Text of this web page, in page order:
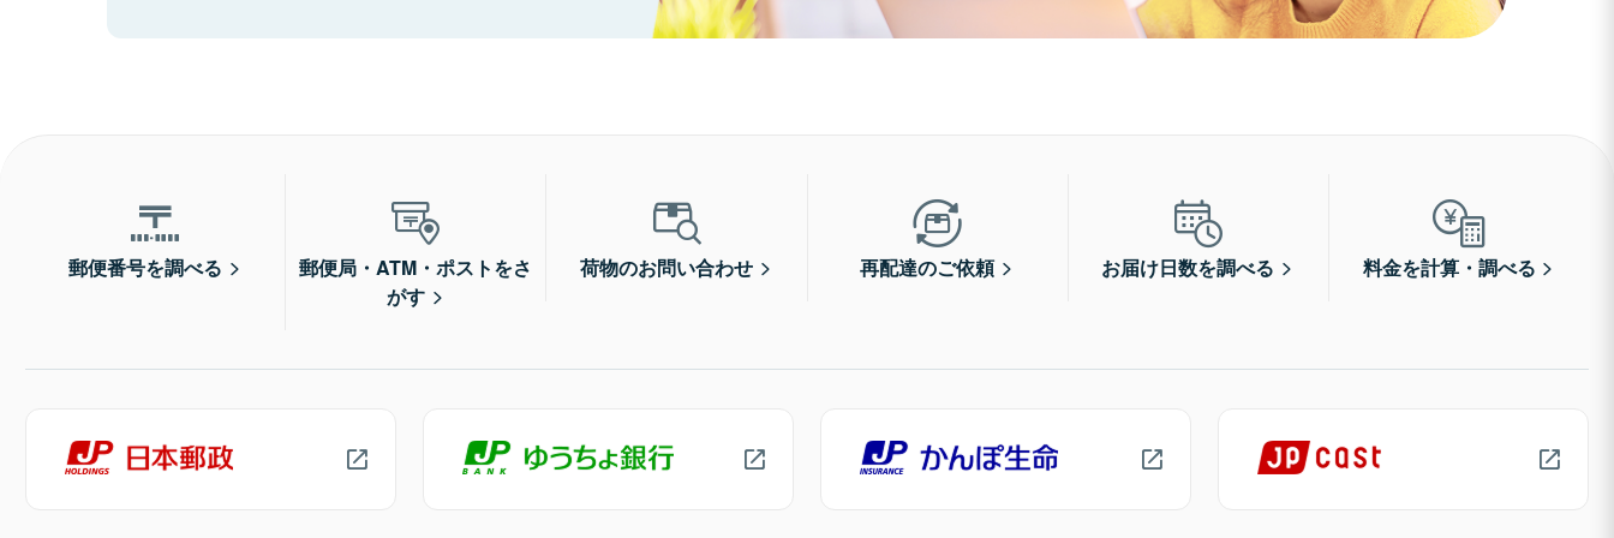
郵便番号を調べる
郵便局・ATM・ポストをさ
がす
荷物のお問い合わせ 再配達のご依頼 お届け日数を調べる 料金を計算・調べる